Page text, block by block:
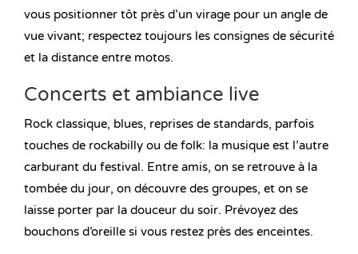
vous positionner tôt près d’un virage pour un angle de
vue vivant; respectez toujours les consignes de sécurité
et la distance entre motos.
Concerts et ambiance live
Rock classique, blues, reprises de standards, parfois
touches de rockabilly ou de folk: la musique est l’autre
carburant du festival. Entre amis, on se retrouve à la
tombée du jour, on découvre des groupes, et on se
laisse porter par la douceur du soir. Prévoyez des
bouchons d’oreille si vous restez près des enceintes.